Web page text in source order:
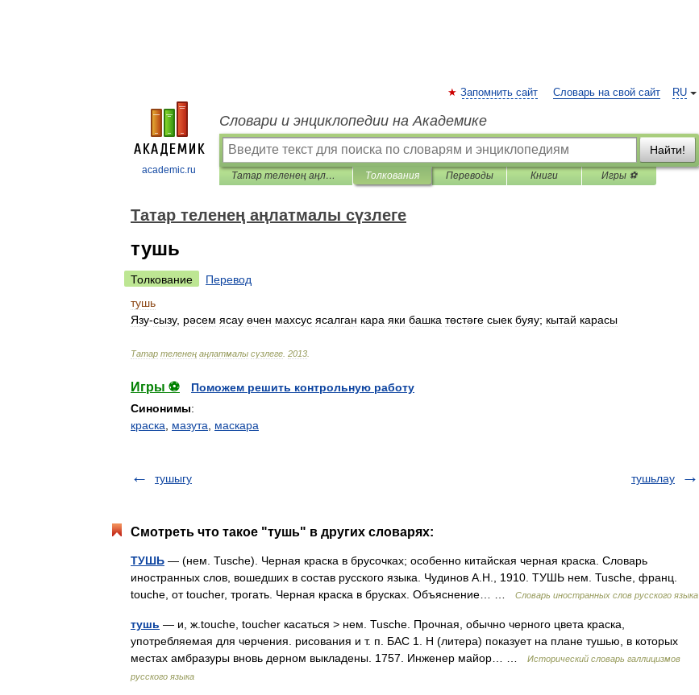
academic.ru
RU
Запомнить сайт Словарь на свой сайт
Словари и энциклопедии на Академике
Найти!
Татар теленең аңлатмалы сүзлеге Толкования Переводы Книги Игры ⚽
Татар теленең аңлатмалы сүзлеге
тушь
Толкование
Перевод
тушь
Язу-сызу, рәсем ясау өчен махсус ясалган кара яки башка төстәге сыек буяу; кытай карасы
Татар теленең аңлатмалы сүзлеге 2013
Игры ⚽
Поможем решить контрольную работу
Синонимы:
краска
мазута маскара
тушыгу тушьлау
Смотреть что такое "тушь" в других словарях:
ТУШЬ — (нем. Tusche). Черная краска в брусочках; особенно китайская черная краска. Словарь
иностранных слов, вошедших в состав русского языка. Чудинов А.Н., 1910. ТУШЬ нем. Tusche, франц.
touche, от toucher, трогать. Черная краска в брусках. Объяснение… …
Словарь иностранных слов русского языка
тушь — и, ж.touche, toucher касаться > нем. Tusche. Прочная, обычно черного цвета краска,
употребляемая для черчения. рисования и т. п. БАС 1. Н (литера) показует на плане тушью, в которых
местах амбразуры вновь дерном выкладены. 1757. Инженер майор… …
Исторический словарь галлицизмов
русского языка